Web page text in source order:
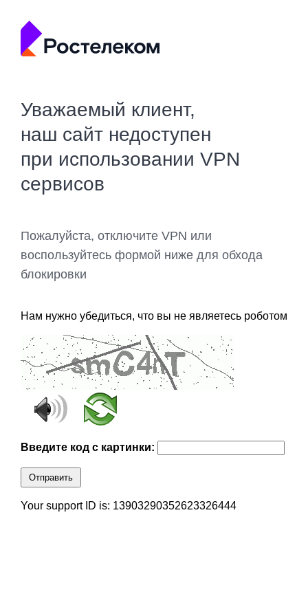
Уважаемый клиент,
наш сайт недоступен
при использовании VPN
сервисов
Пожалуйста, отключите VPN или
воспользуйтесь формой ниже для обхода
блокировки
Нам нужно убедиться, что вы не являетесь роботом
Введите код с картинки:
Отправить
Your support ID is: 13903290352623326444